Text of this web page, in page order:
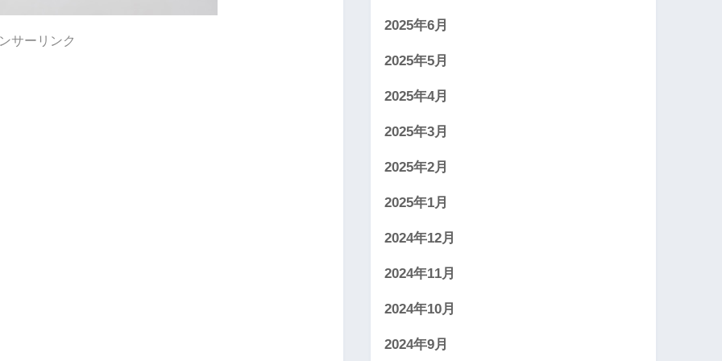
サーリンク
2025年6月
2025年5月
2025年4月
2025年3月
2025年2月
2025年1月
2024年12月
2024年11月
2024年10月
2024年9月